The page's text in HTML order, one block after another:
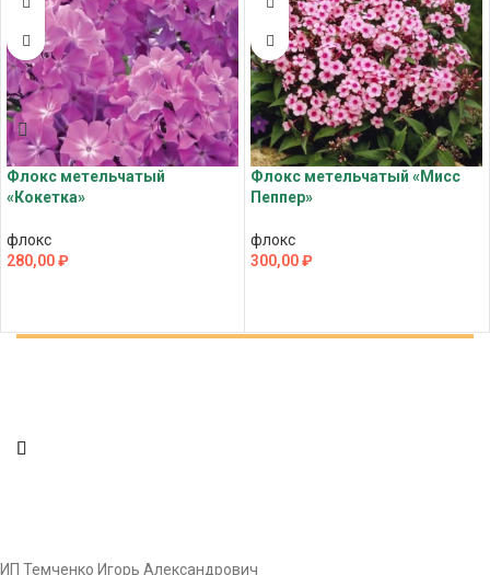
Флокс метельчатый
«Кокетка»
флокс
280,00₽
Флокс метельчатый «Мисс
Пеппер»
флокс
300,00₽
ИП Темченко Игорь Александрович